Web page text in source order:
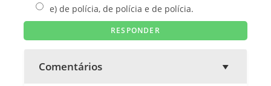
e) de polícia, de polícia e de polícia.
Comentários